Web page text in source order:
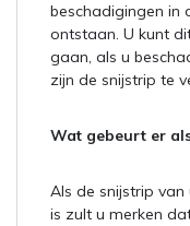
beschadigingen in
ontstaan. U kunt
gaan, als u
zijn de snijstrip te
Wat gebeurt er
Als de snijstrip van
is zult u merken